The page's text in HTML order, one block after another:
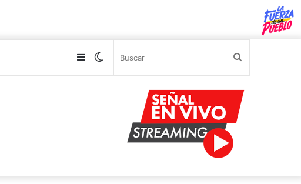
Switch
Sidebar